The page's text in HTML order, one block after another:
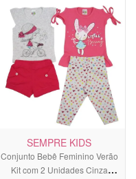
SEMPRE KIDS
Conjunto Bebê Feminino Verão
Kit com 2 Unidades Cinza